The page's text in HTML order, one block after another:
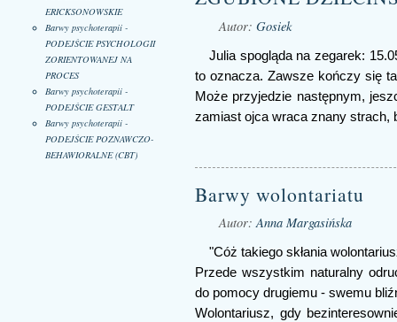
ERICKSONOWSKIE
Barwy psychoterapii -
PODEJŚCIE PSYCHOLOGII
ZORIENTOWANEJ NA
PROCES
Barwy psychoterapii -
PODEJŚCIE GESTALT
Barwy psychoterapii -
PODEJŚCIE POZNAWCZO-
BEHAWIORALNE (CBT)
Autor: Gosiek
Julia spogląda na zegarek:
to oznacza. Zawsze kończy się
Może przyjedzie następnym,
zamiast ojca wraca znany strach,
Barwy wolontariatu
Autor:Anna Margasińska
"Cóż takiego skłania
Przede wszystkim naturalny
do pomocy drugiemu - swemu
Wolontariusz, gdy